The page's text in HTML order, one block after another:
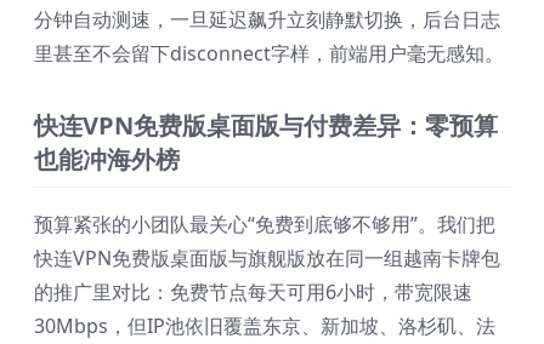
分钟自动测速，一旦延迟飙升立刻静默切换，后台日志
里甚至不会留下disconnect字样，前端用户毫无感知。
快连VPN免费版桌面版与付费差异：零预算
也能冲海外榜
预算紧张的小团队最关心“免费到底够不够用”。我们把
快连VPN免费版桌面版与旗舰版放在同一组越南卡牌包
的推广里对比：免费节点每天可用6小时，带宽限速
30Mbps，但IP池依旧覆盖东京、新加坡、洛杉矶、法